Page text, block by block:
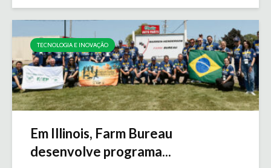
TECNOLOGIA E INOVAÇÃO
Em Illinois, Farm Bureau
desenvolve programa...